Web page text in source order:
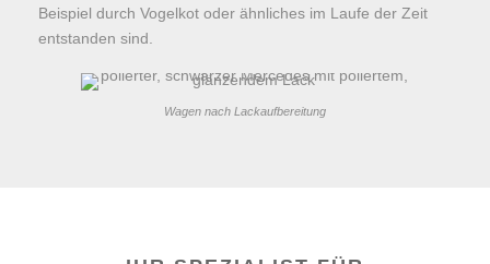
Beispiel durch Vogelkot oder ähnliches im Laufe der Zeit
entstanden sind.
Wagen nach Lackaufbereitung